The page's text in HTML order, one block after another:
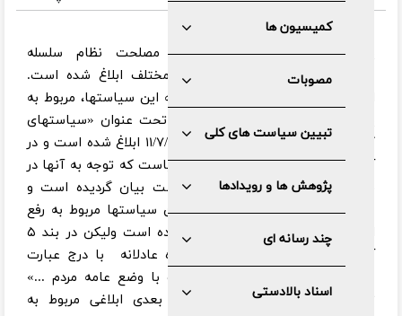
کمیسیون ها
مصوبات
تبیین سیاست های کلی
پژوهش ها و رویدادها
چند رسانه ای
اسناد بالادستی
پس از تشکیل مجمع تشخیص مصلحت نظام سلسله
سیاستهای کلی نظام در حوزه‌های مختلف ابلاغ شده است.
اولین سیاست کلی ابلاغی در مجموعه این سیاستها، مربوط به
پس از پایان جنگ تحمیلی است و تحت عنوان «سیاستهای
کلی در دوران بازسازی کشور» در ۱۱/۷/۱۳۶۷ ابلاغ شده است و در
آن پس از بیان مقدمه ، ۱۱نکته یا سیاست که توجه به آنها در
فرایند بازسازی و نوسازی ضروری است بیان گردیده است و
جالب توجه اینکه اگرچه مجموعه این سیاستها مربوط به رفع
اثرات مخرب جنگ در مناطق جنگ زده است ولیکن در بند ۵
آنها به موضوع رفاه عمومی یا رفاه عادلانه با درج عبارت
«برنامه ریزی در جهت رفاه متناسب با وضع عامه مردم ...»
توجه شده است و سیاست کلی بعدی ابلاغی مربوط به